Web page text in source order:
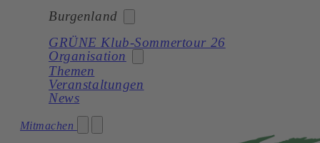
Burgenland
Bund
Burgenland
Kärnten
Niederösterreich
GRÜNE Klub-Sommertour 26
Organisation
Landtagsklub
Themen
Veranstaltungen
News
Mitmachen